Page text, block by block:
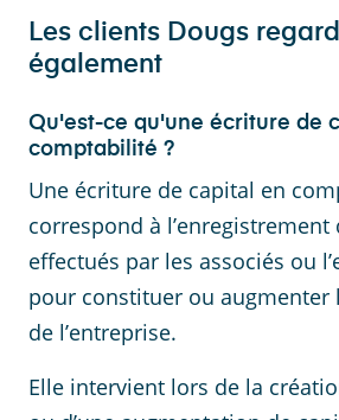
Les clients Dougs
également
Qu'est-ce qu'une écriture de
comptabilité ?
Une écriture de capital en
correspond à l’enregistrement
effectués par les associés ou
pour constituer ou augmenter
de l’entreprise.
Elle intervient lors de la